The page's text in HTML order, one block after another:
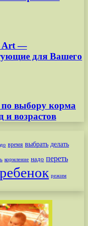
Art —
для Вашего
выбору корма
и возрастов
время выбрать делать
кормление надо переть
ребенок режим